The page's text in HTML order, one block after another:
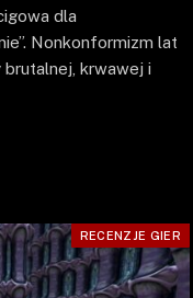
dla
Nonkonformizm lat
krwawej i
RECENZJE GIER